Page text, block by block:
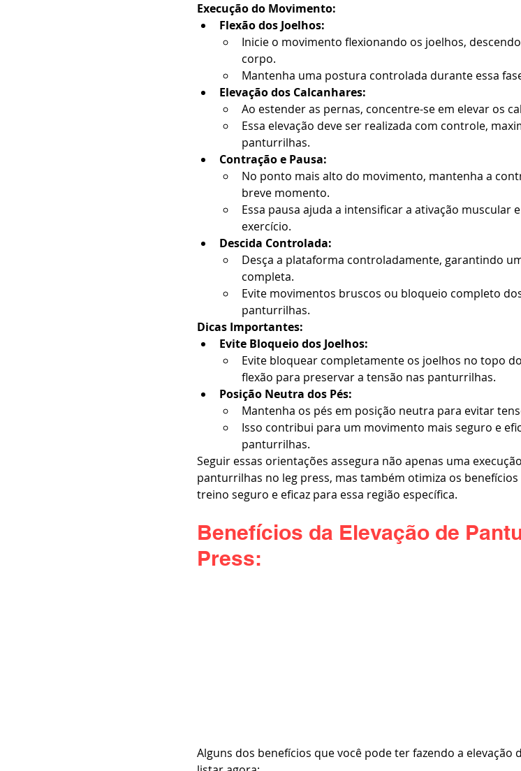
Execução do Movimento:
Flexão dos Joelhos:
Inicie o movimento flexionando os joelhos,
corpo.
Mantenha uma postura controlada durante essa
Elevação dos Calcanhares:
Ao estender as pernas, concentre-se em elevar os
Essa elevação deve ser realizada com controle,
panturrilhas.
Contração e Pausa:
No ponto mais alto do movimento, mantenha a
breve momento.
Essa pausa ajuda a intensificar a ativação muscular
exercício.
Descida Controlada:
Desça a plataforma controladamente, garantindo
completa.
Evite movimentos bruscos ou bloqueio completo
panturrilhas.
Dicas Importantes:
Evite Bloqueio dos Joelhos:
Evite bloquear completamente os joelhos no topo
flexão para preservar a tensão nas panturrilhas.
Posição Neutra dos Pés:
Mantenha os pés em posição neutra para evitar
Isso contribui para um movimento mais seguro e
panturrilhas.
Seguir essas orientações assegura não apenas uma
panturrilhas no leg press, mas também otimiza os
treino seguro e eficaz para essa região específica.
Benefícios da Elevação de
Press:
Alguns dos benefícios que você pode ter fazendo a